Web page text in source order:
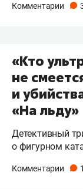
Комментарии
«Кто
не
и
«На льду»
Детективный
о фигурном
Комментарии 1